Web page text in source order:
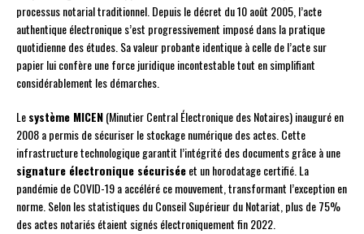
processus notarial traditionnel. Depuis le décret du 10 août 2005, l’acte
authentique électronique s’est progressivement imposé dans la pratique
quotidienne des études. Sa valeur probante identique à celle de l’acte sur
papier lui confère une force juridique incontestable tout en simplifiant
considérablement les démarches.
Lesystème MICEN(Minutier Central Électronique des Notaires) inauguré en
2008 a permis de sécuriser le stockage numérique des actes. Cette
infrastructure technologique garantit l’intégrité des documents grâce à une
signature électronique sécuriséeet un horodatage certifié. La
pandémie de COVID-19 a accéléré ce mouvement, transformant l’exception en
norme. Selon les statistiques du Conseil Supérieur du Notariat, plus de 75%
des actes notariés étaient signés électroniquement fin 2022.